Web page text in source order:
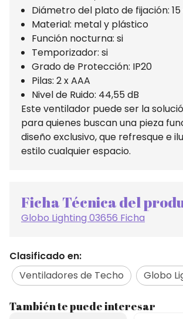
Diámetro del plato de fijación:
Material: metal y plástico
Función nocturna: si
Temporizador: si
Grado de Protección: IP20
Pilas: 2 x AAA
Nivel de Ruido: 44,55 dB
Este ventilador puede ser la
para quienes buscan una pieza
diseño exclusivo, que refresque e
estilo cualquier espacio.
Ficha Técnica del
Globo Lighting 03656 Ficha
Clasificado en:
Ventiladores de Techo
Globo
También te puede interesar